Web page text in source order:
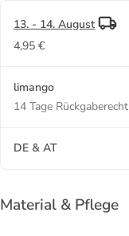
13. - 14. August
4,95 €
limango
14 Tage Rückgaberecht
DE & AT
Material & Pflege